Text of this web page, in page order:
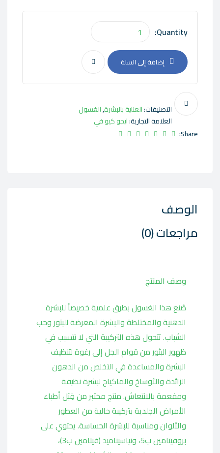
Quantity:
إضافة إلى السلة
التصنيفات:العناية بالبشرة,الغسول
العلامة التجارية:ايجو كيو في
Share:
الوصف
مراجعات (0)
وصف المنتج
صُنع هذا الغسول بطرق علمية خصيصاً للبشرة
الدهنية والمختلطة والبشرة المعرضة للبثور وحب
الشباب. تتحول هذه التركيبة التي لا تتسبب في
ظهور البثور من قوام الجل إلى رغوة لتنظيف
البشرة والمساعدة في التخلص من الدهون
الزائدة والأوساخ والماكياج لبشرة نظيفة
ومفعمة بالانتعاش. منتج مختبر من قِبَل أطباء
الأمراض الجلدية بتركيبة خالية من العطور
والألوان ومناسبة للبشرة الحساسة. يحتوي على
بروفيتامين ب5، ونياسيناميد (فيتامين ب3)،